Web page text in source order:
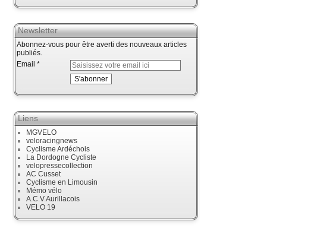
Newsletter
Abonnez-vous pour être averti des nouveaux articles
publiés.
Email
Liens
MGVELO
veloracingnews
Cyclisme Ardéchois
La Dordogne Cycliste
velopressecollection
AC Cusset
Cyclisme en Limousin
Mémo vélo
A.C.V.Aurillacois
VELO 19